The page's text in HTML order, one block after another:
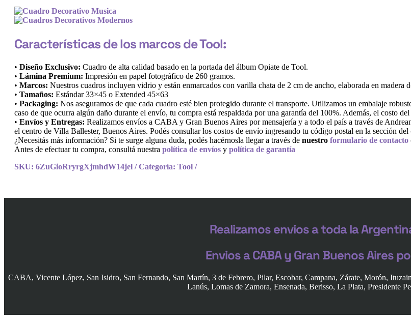
Características de los marcos de Tool:
• Diseño Exclusivo: Cuadro de alta calidad basado en la portada del álbum Opiate de Tool.
• Lámina Premium: Impresión en papel fotográfico de 260 gramos.
• Marcos: Nuestros cuadros incluyen vidrio y están enmarcados con varilla chata de 2 cm de ancho, elaborada en
• Tamaños: Estándar 33×45 o Extended 45×63
• Packaging: Nos aseguramos de que cada cuadro esté bien protegido durante el transporte. Utilizamos un embalaje
caso de que ocurra algún daño durante el envío, tu compra está respaldada por una garantía del 100%. Además, el costo
• Envíos y Entregas: Realizamos envíos a CABA y Gran Buenos Aires por mensajería y a todo el país a través de
el centro de Villa Ballester, Buenos Aires. Podés consultar los costos de envío ingresando tu código postal en la sección del
¿Necesitás más información? Si te surge alguna duda, podés hacérnosla llegar a través de nuestro formulario de contacto
Antes de efectuar tu compra, consultá nuestra política de envíos y política de garantía
SKU: 6ZuGioRryrgXjmhdW14jel Categoría: Tool
Realizamos envios a toda la
Envios a CABA y Gran Buenos Aires
CABA, Vicente López, San Isidro, San Fernando, San Martín, 3 de Febrero, Pilar, Escobar, Campana, Zárate, Morón,
Lanús, Lomas de Zamora, Ensenada, Berisso, La Plata, Presidente